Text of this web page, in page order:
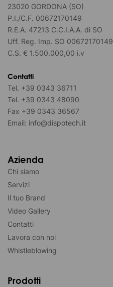
23020 GORDONA (SO)
P.I./C.F. 00672170149
R.E.A. 47213 C.C.I.A.A. di SO
Uff. Reg. Imp. SO 00672170149
C.S. € 1.500.000,00 i.v
Contatti
Tel. +39 0343 36711
Tel. +39 0343 48090
Fax +39 0343 36567
Email: info@dispotech.it
Azienda
Chi siamo
Servizi
Il tuo Brand
Video Gallery
Contatti
Lavora con noi
Whistleblowing
Prodotti